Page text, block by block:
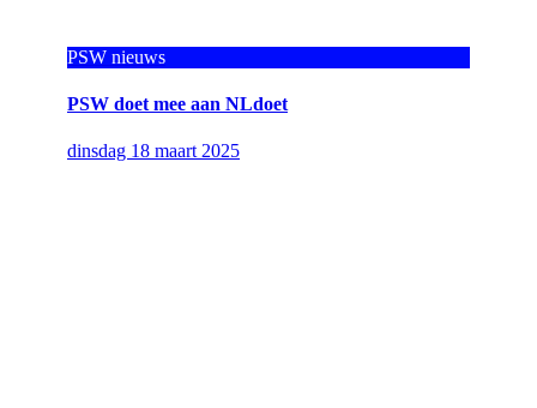
PSW nieuws
PSW doet mee aan NLdoet
dinsdag 18 maart 2025